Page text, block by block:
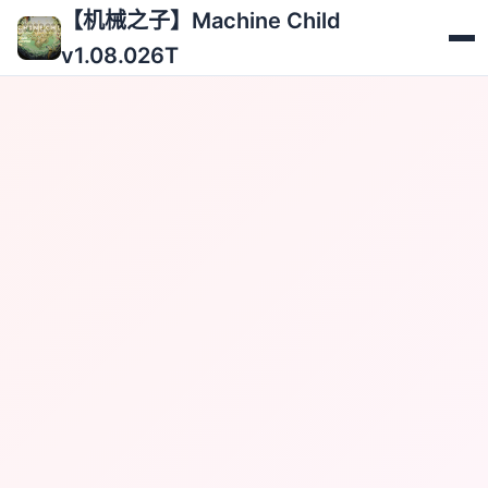
【机械之子】Machine Child
v1.08.026T